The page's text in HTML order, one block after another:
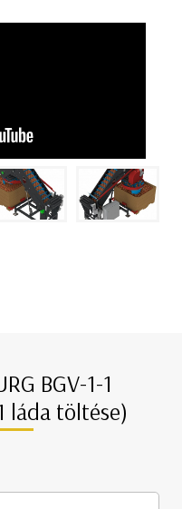
BGV-1-1
láda töltése)